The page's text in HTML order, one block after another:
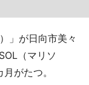
」が日向市美々
（マリソ
がたつ。